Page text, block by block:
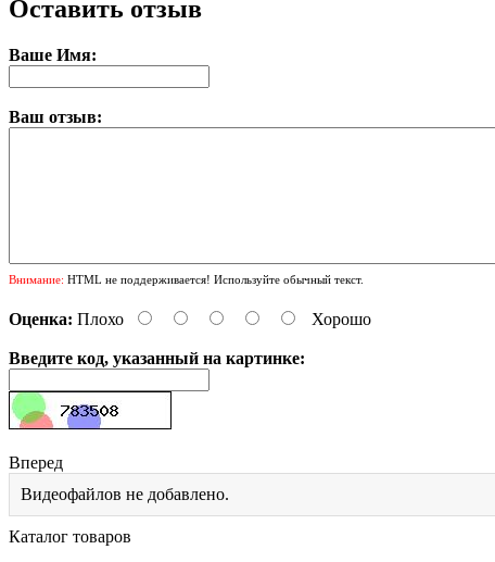
Оставить отзыв
Ваше Имя:
Ваш отзыв:
Внимание: HTML не поддерживается! Используйте обычный текст.
Оценка: Плохо Хорошо
Введите код, указанный на картинке:
Вперед
Видеофайлов не добавлено.
Каталог товаров